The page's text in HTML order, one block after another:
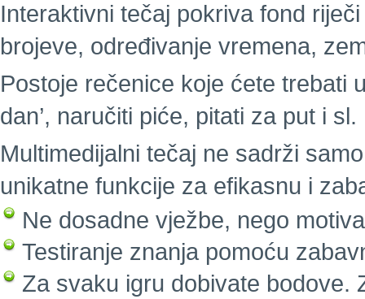
Interaktivni tečaj pokriva fond
brojeve, određivanje vremena,
Postoje rečenice koje ćete trebati
dan’, naručiti piće, pitati za put i sl.
Multimedijalni tečaj ne sadrži
unikatne funkcije za efikasnu i
Ne dosadne vježbe, nego
Testiranje znanja pomoću
Za svaku igru dobivate bodove.